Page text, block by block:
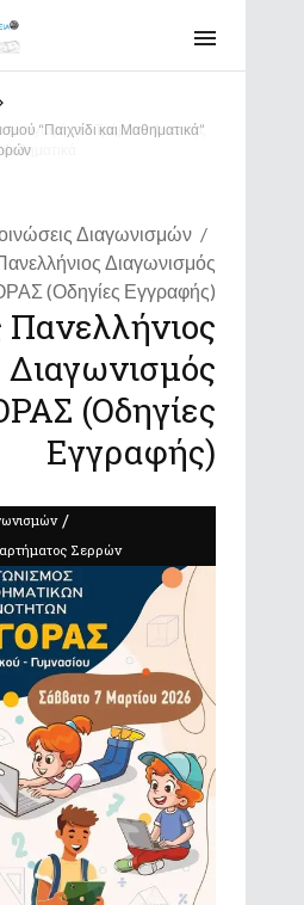
“Παιχνίδι και Μαθηματικά”
Διαγωνισμών
Διαγωνισμός
(Οδηγίες Εγγραφής)
Πανελλήνιος
Διαγωνισμός
(Οδηγίες
Εγγραφής)
/
Σερρών